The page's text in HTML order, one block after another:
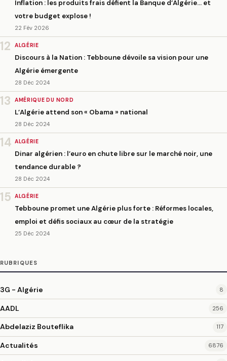
Inflation : les produits frais défient la Banque d’Algérie… et
votre budget explose !
22 Fév 2026
12 ALGÉRIE
Discours à la Nation : Tebboune dévoile sa vision pour une
Algérie émergente
28 Déc 2024
13 AMÉRIQUE DU NORD
L’Algérie attend son « Obama » national
28 Déc 2024
14 ALGÉRIE
Dinar algérien : l’euro en chute libre sur le marché noir, une
tendance durable ?
28 Déc 2024
15 ALGÉRIE
Tebboune promet une Algérie plus forte : Réformes locales,
emploi et défis sociaux au cœur de la stratégie
25 Déc 2024
RUBRIQUES
3G - Algérie 8
AADL 256
Abdelaziz Bouteflika 117
Actualités 6876